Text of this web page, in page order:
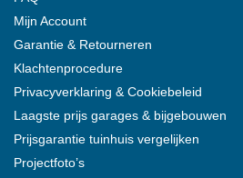
Mijn Account
Garantie & Retourneren
Klachtenprocedure
Privacyverklaring & Cookiebeleid
Laagste prijs garages & bijgebouwen
Prijsgarantie tuinhuis vergelijken
Projectfoto’s